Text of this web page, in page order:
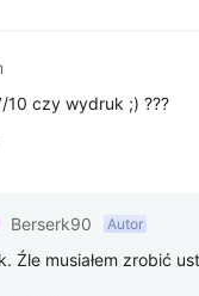
10 czy wydruk ;) ???
Berserk90 Autor
Źle musiałem zrobić